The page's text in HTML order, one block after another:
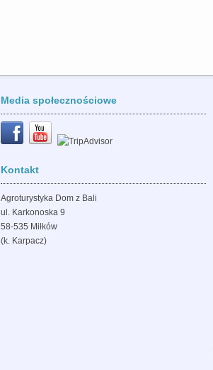
Media społecznościowe
Kontakt
Agroturystyka Dom z Bali
ul. Karkonoska 9
58-535 Miłków
(k. Karpacz)